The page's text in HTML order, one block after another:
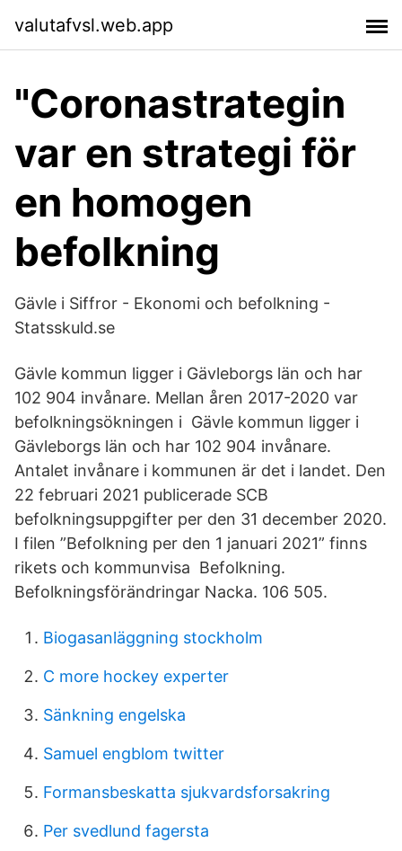
valutafvsl.web.app
"Coronastrategin
var en strategi för
en homogen
befolkning
Gävle i Siffror - Ekonomi och befolkning -
Statsskuld.se
Gävle kommun ligger i Gävleborgs län och har
102 904 invånare. Mellan åren 2017-2020 var
befolkningsökningen i Gävle kommun ligger i
Gävleborgs län och har 102 904 invånare.
Antalet invånare i kommunen är det i landet. Den
22 februari 2021 publicerade SCB
befolkningsuppgifter per den 31 december 2020.
I filen ”Befolkning per den 1 januari 2021” finns
rikets och kommunvisa Befolkning.
Befolkningsförändringar Nacka. 106 505.
Biogasanläggning stockholm
C more hockey experter
Sänkning engelska
Samuel engblom twitter
Formansbeskatta sjukvardsforsakring
Per svedlund fagersta